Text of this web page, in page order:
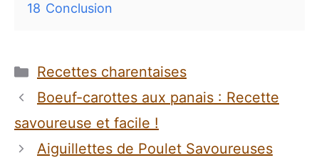
18 Conclusion
Catégories
Recettes charentaises
Boeuf-carottes aux panais : Recette
savoureuse et facile !
Aiguillettes de Poulet Savoureuses